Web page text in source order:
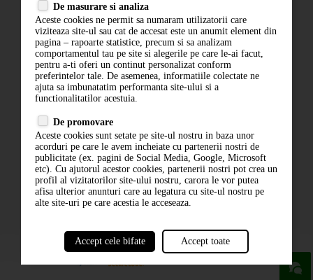
Politica de confidentialitate
ANPC
ABONARE LA NEWSLETTER
ABONARE
De masurare si analiza
Aceste cookies ne permit sa numaram utilizatorii care
viziteaza site-ul sau cat de accesat este un anumit element din
pagina – rapoarte statistice, precum si sa analizam
comportamentul tau pe site si alegerile pe care le-ai facut,
pentru a-ti oferi un continut personalizat conform
preferintelor tale. De asemenea, informatiile colectate ne
ajuta sa imbunatatim performanta site-ului si a
functionalitatilor acestuia.
De promovare
Aceste cookies sunt setate pe site-ul nostru in baza unor
acorduri pe care le avem incheiate cu partenerii nostri de
publicitate (ex. pagini de Social Media, Google, Microsoft
etc). Cu ajutorul acestor cookies, partenerii nostri pot crea un
profil al vizitatorilor site-ului nostru, carora le vor putea
afisa ulterior anunturi care au legatura cu site-ul nostru pe
alte site-uri pe care acestia le acceseaza.
Accept cele bifate Accept toate